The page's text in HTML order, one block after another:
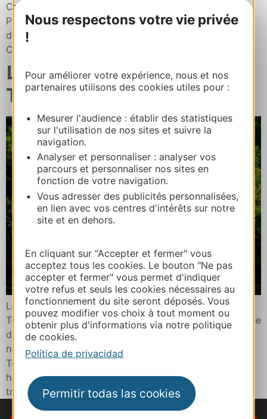
Nous respectons votre vie privée
!
Pour améliorer votre expérience, nous et nos
partenaires utilisons des cookies utiles pour :
Mesurer l'audience : établir des statistiques
sur l'utilisation de nos sites et suivre la
navigation.
Analyser et personnaliser : analyser vos
parcours et personnaliser nos sites en
fonction de votre navigation.
Vous adresser des publicités personnalisées,
en lien avec vos centres d'intérêts sur notre
site et en dehors.
En cliquant sur "Accepter et fermer" vous
acceptez tous les cookies. Le bouton "Ne pas
accepter et fermer" vous permet d'indiquer
votre refus et seuls les cookies nécessaires au
fonctionnement du site seront déposés. Vous
pouvez modifier vos choix à tout moment ou
obtenir plus d'informations via notre politique
de cookies.
Política de privacidad
Permitir todas las cookies
Cahors a Cajarc, pasando por Saint-Cirq-Lapopie .
Periodo: verano, en julio/agosto. Días: de lunes a
domingo, festivos incluidos. Punto de salida desde
Cahors: […]
Línea Lot y Dordoña,
Toulouse – Brive
Línea Lot y Dordoña Toulouse – Brive
ToulouseMontaubanCaussadeCahorsSouillacBrive Vallée
de la Dordogne Un recorrido que es una evasión por la
naturaleza ¡Adiós a las animadas calles y plazas de
Toulouse! El tren te espera para llevarte poco a poco
hacia unos horizontes vestidos de verde y hasta la
tranquilidad de Corrèze. Según vas avanzando, el […]